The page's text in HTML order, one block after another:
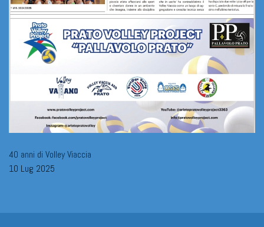
40 anni di Volley Viaccia
10 Lug 2025